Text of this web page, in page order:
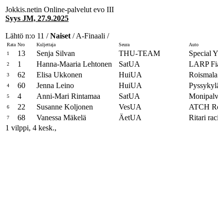
Jokkis.netin Online-palvelut evo III
Syys JM, 27.9.2025
Lähtö n:o 11 /Naiset / A-Finaali /
Rata Nro Kuljettaja Seura
Auto
1
13 Senja Silvan THU-TEAM Special
2 1 Hanna-Maaria Lehtonen SatUA LARP
3 62 Elisa Ukkonen HuiUA
4 60 Jenna Leino HuiUA
5 4 Anni-Mari Rintamaa SatUA
6 22 Susanne Koljonen VesUA ATCH
7 68 Vanessa Mäkelä ÄetUA
Ritari
1 vilppi, 4 kesk.,